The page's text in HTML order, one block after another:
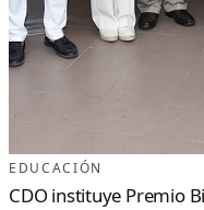
EDUCACIÓN
CDO instituye Premio